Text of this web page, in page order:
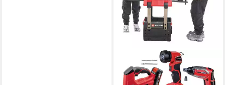
HAPPY PEOPLE
Spielwerkbank Einhell KIDS
E-Case Kinder Werkbank